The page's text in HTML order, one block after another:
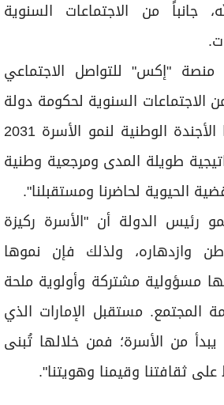
جانباً من الاجتماعات السنوية
"إكس" للتواصل الاجتماعي
الاجتماعات السنوية لحكومة دولة
الإمارات، حيث أقررنا الأجندة الوطنية لنمو الأسرة 2031
طويلة المدى ومرجعية وطنية
الحيوية لحاضرنا ومستقبلنا".
رئيس الدولة أن "الأسرة ركيزة
وازدهاره، ولذلك فإن نموها
مسؤولية مشتركة وأولوية ملحة
المجتمع. مستقبل الإمارات الذي
من الأسرة؛ فمن خلالها تُبنى
على ثقافتنا وقيمنا وهويتنا".